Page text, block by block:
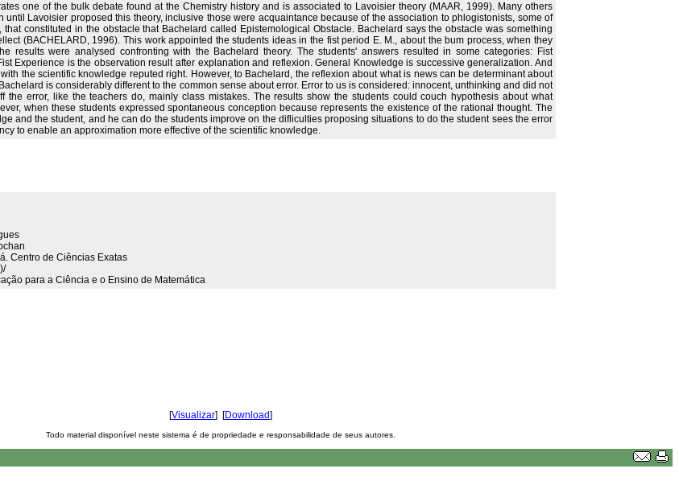
one of the bulk debate found at the Chemistry history and is associated to Lavoisier theory (MAAR, 1999). Many others
until Lavoisier proposed this theory, inclusive those were acquaintance because of the association to phlogistonists, some of
constituted in the obstacle that Bachelard called Epistemological Obstacle. Bachelard says the obstacle was something
(BACHELARD, 1996). This work appointed the students ideas in the fist period E. M., about the bum process, when they
results were analysed confronting with the Bachelard theory. The students' answers resulted in some categories: Fist
Experience is the observation result after explanation and reflexion. General Knowledge is successive generalization. And
the scientific knowledge reputed right. However, to Bachelard, the reflexion about what is news can be determinant about
is considerably different to the common sense about error. Error to us is considered: innocent, unthinking and did not
the error, like the teachers do, mainly class mistakes. The results show the students could couch hypothesis about what
when these students expressed spontaneous conception because represents the existence of the rational thought. The
and the student, and he can do the students improve on the difliculties proposing situations to do the student sees the error
to enable an approximation more effective of the scientific knowledge.
Centro de Ciências Exatas
para a Ciência e o Ensino de Matemática
[Visualizar] [Download]
Todo material disponível neste sistema é de propriedade e responsabilidade de seus autores.